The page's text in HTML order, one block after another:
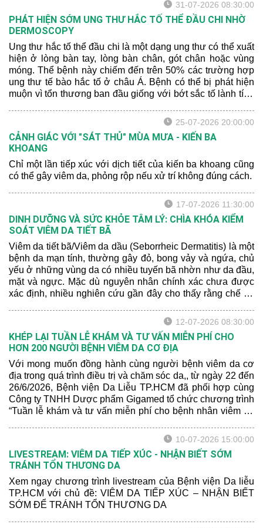
31-07-2026 08:30:00
PHÁT HIỆN SỚM UNG THƯ HẮC TỐ THỂ ĐẦU CHI NHỜ
DERMOSCOPY
Ung thư hắc tố thể đầu chi là một dạng ung thư có thể xuất
hiện ở lòng bàn tay, lòng bàn chân, gót chân hoặc vùng
móng. Thể bệnh này chiếm đến trên 50% các trường hợp
ung thư tế bào hắc tố ở châu Á. Bệnh có thể bị phát hiện
muộn vì tổn thương ban đầu giống với bớt sắc tố lành tính
25-07-2026 20:00:00
CẢNH GIÁC VỚI "SÁT THỦ" MÙA MƯA - KIẾN BA
KHOANG
Chỉ một lần tiếp xúc với dịch tiết của kiến ba khoang cũng
có thể gây viêm da, phỏng rộp nếu xử trí không đúng cách.
17-07-2026 11:30:00
DINH DƯỠNG VÀ SỨC KHỎE TÂM LÝ: CHÌA KHÓA KIỂM
SOÁT VIÊM DA TIẾT BÃ
Viêm da tiết bã/Viêm da dầu (Seborrheic Dermatitis) là một
bệnh da mạn tính, thường gây đỏ, bong vảy và ngứa, chủ
yếu ở những vùng da có nhiều tuyến bã nhờn như da đầu,
mặt và ngực. Mặc dù nguyên nhân chính xác chưa được
xác định, nhiều nghiên cứu gần đây cho thấy rằng chế độ
12-07-2026 08:30:00
KHÉP LẠI TUẦN LỄ KHÁM VÀ TƯ VẤN MIỄN PHÍ CHO
HƠN 200 NGƯỜI BỆNH VIÊM DA CƠ ĐỊA
Với mong muốn đồng hành cùng người bệnh viêm da cơ
địa trong quá trình điều trị và chăm sóc da,, từ ngày 22 đến
26/6/2026, Bệnh viện Da Liễu TP.HCM đã phối hợp cùng
Công ty TNHH Dược phẩm Gigamed tổ chức chương trình
“Tuần lễ khám và tư vấn miễn phí cho bệnh nhân viêm da
10-07-2026 15:00:00
LIVESTREAM: VIÊM DA TIẾP XÚC - NHẬN BIẾT SỚM
TRÁNH TỔN THƯƠNG DA
Xem ngay chương trình livestream của Bệnh viện Da liễu
TP.HCM với chủ đề: VIÊM DA TIẾP XÚC – NHẬN BIẾT
SỚM ĐỂ TRÁNH TỔN THƯƠNG DA